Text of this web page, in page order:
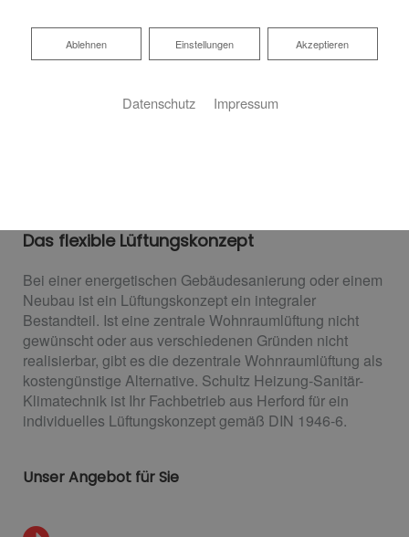
Das flexible Lüftungskonzept
Bei einer energetischen Gebäudesanierung oder einem
Neubau ist ein Lüftungskonzept ein integraler
Bestandteil. Ist eine zentrale Wohnraumlüftung nicht
gewünscht oder aus verschiedenen Gründen nicht
realisierbar, gibt es die dezentrale Wohnraumlüftung als
kostengünstige Alternative. Schultz Heizung-Sanitär-
Klimatechnik ist Ihr Fachbetrieb aus Herford für ein
individuelles Lüftungskonzept gemäß DIN 1946-6.
Unser Angebot für Sie
Akzeptieren
Einstellungen
Ablehnen
Ablehnen
Datenschutz Impressum